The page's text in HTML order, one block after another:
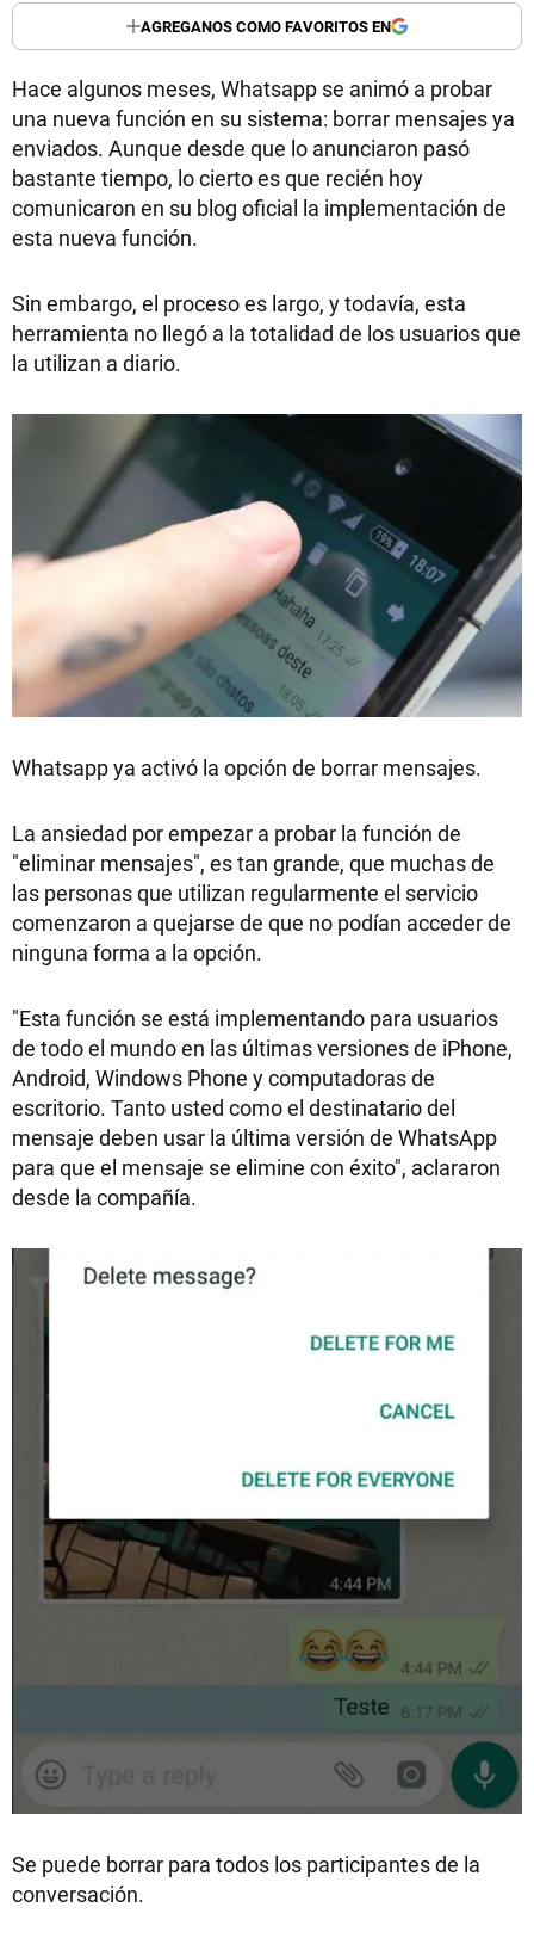
AGREGANOS COMO FAVORITOS EN
Hace algunos meses, Whatsapp se animó a probar
una nueva función en su sistema: borrar mensajes ya
enviados. Aunque desde que lo anunciaron pasó
bastante tiempo, lo cierto es que recién hoy
comunicaron en su blog oficial la implementación de
esta nueva función.
Sin embargo, el proceso es largo, y todavía, esta
herramienta no llegó a la totalidad de los usuarios que
la utilizan a diario.
Whatsapp ya activó la opción de borrar mensajes.
La ansiedad por empezar a probar la función de
"eliminar mensajes", es tan grande, que muchas de
las personas que utilizan regularmente el servicio
comenzaron a quejarse de que no podían acceder de
ninguna forma a la opción.
"Esta función se está implementando para usuarios
de todo el mundo en las últimas versiones de iPhone,
Android, Windows Phone y computadoras de
escritorio. Tanto usted como el destinatario del
mensaje deben usar la última versión de WhatsApp
para que el mensaje se elimine con éxito", aclararon
desde la compañía.
Se puede borrar para todos los participantes de la
conversación.